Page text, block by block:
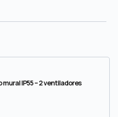
IP55 – 2 ventiladores